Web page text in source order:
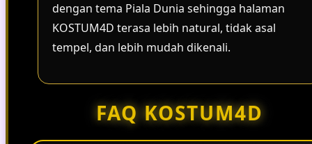
dengan tema Piala Dunia sehingga halaman
KOSTUM4D terasa lebih natural, tidak asal
tempel, dan lebih mudah dikenali.
FAQ KOSTUM4D